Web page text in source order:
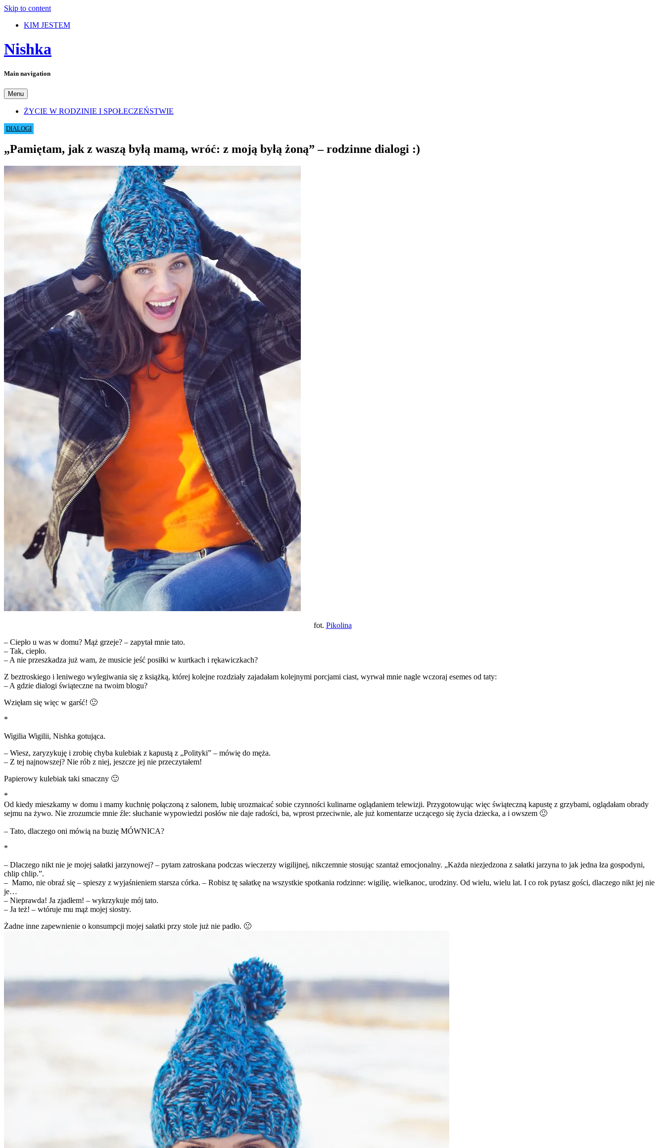
Skip to content
KIM JESTEM
Nishka
Main navigation
Menu
ŻYCIE W RODZINIE I SPOŁECZEŃSTWIE
DIALOGI
„Pamiętam, jak z waszą byłą mamą, wróć: z moją byłą żoną” – rodzinne dialogi :)
fot. Pikolina
– Ciepło u was w domu? Mąż grzeje? – zapytał mnie tato.
– Tak, ciepło.
– A nie przeszkadza już wam, że musicie jeść posiłki w kurtkach i rękawiczkach?
Z beztroskiego i leniwego wylegiwania się z książką, której kolejne rozdziały zajadałam kolejnymi porcjami ciast, wyrwał mnie nagle wczoraj esemes od taty:
– A gdzie dialogi świąteczne na twoim blogu?
Wzięłam się więc w garść! 🙂
*
Wigilia Wigilii, Nishka gotująca.
– Wiesz, zaryzykuję i zrobię chyba kulebiak z kapustą z „Polityki” – mówię do męża.
– Z tej najnowszej? Nie rób z niej, jeszcze jej nie przeczytałem!
Papierowy kulebiak‬ taki smaczny‬ 🙂
*
Od kiedy mieszkamy w domu i mamy kuchnię połączoną z salonem, lubię urozmaicać sobie czynności kulinarne oglądaniem telewizji. Przygotowując więc świąteczną kapustę z grzybami, oglądałam obrady
sejmu na żywo. Nie zrozumcie mnie źle: słuchanie wypowiedzi posłów nie daje radości, ba, wprost przeciwnie, ale już komentarze uczącego się życia dziecka, a i owszem 🙂
– Tato, dlaczego oni mówią na buzię MÓWNICA?
*
– Dlaczego nikt nie je mojej sałatki jarzynowej? – pytam zatroskana podczas wieczerzy wigilijnej, nikczemnie stosując szantaż emocjonalny. „Każda niezjedzona z sałatki jarzyna to jak jedna łza gospodyni,
chlip chlip.”.
– Mamo, nie obraź się – spieszy z wyjaśnieniem starsza córka. – Robisz tę sałatkę na wszystkie spotkania rodzinne: wigilię, wielkanoc, urodziny. Od wielu, wielu lat. I co rok pytasz gości, dlaczego nikt jej nie
je…
– Nieprawda! Ja zjadłem! – wykrzykuje mój tato.
– Ja też! – wtóruje mu mąż mojej siostry.
Żadne inne zapewnienie o konsumpcji mojej sałatki przy stole już nie padło. 🙁